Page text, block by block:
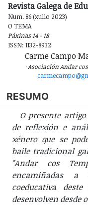
Revista Galega de
Num. 86 (xullo 2023)
O TEMA
Páxinas 14 - 18
ISSN: 1132-8932
Carme Campo
Asociación Andar
RESUMO
O presente
de reflexión e
xénero que se
baile tradicional
"Andar cos
encamiñadas a
coeducativa
desenvolven desde